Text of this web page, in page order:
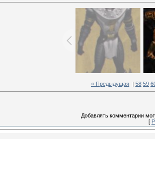
« Предыдущая 58 59
Добавлять комментарии
[